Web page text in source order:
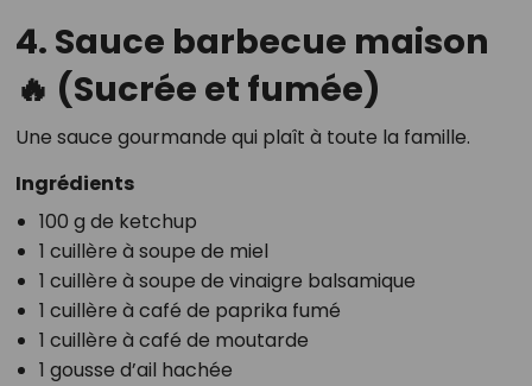
4. Sauce barbecue maison
🔥 (Sucrée et fumée)
Une sauce gourmande qui plaît à toute la famille.
Ingrédients
100 g de ketchup
1 cuillère à soupe de miel
1 cuillère à soupe de vinaigre balsamique
1 cuillère à café de paprika fumé
1 cuillère à café de moutarde
1 gousse d’ail hachée